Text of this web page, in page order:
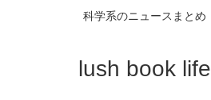
科学系のニュースまとめ
lush book life